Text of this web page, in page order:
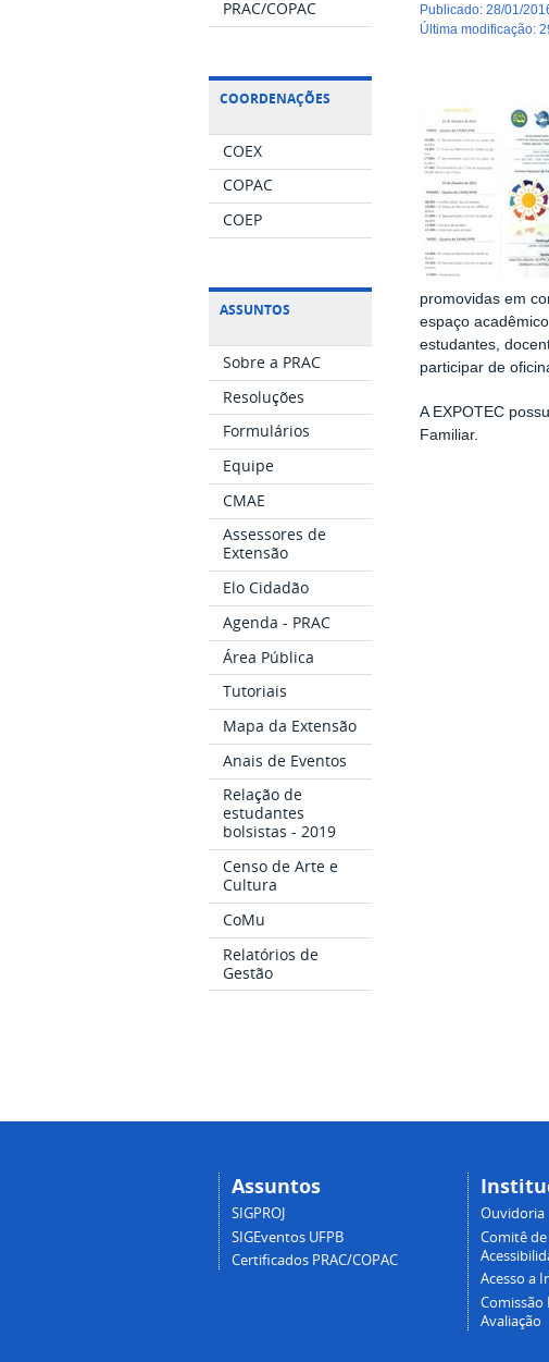
PRAC/COPAC
COORDENAÇÕES
COEX
COPAC
COEP
ASSUNTOS
Sobre a PRAC
Resoluções
Formulários
Equipe
CMAE
Assessores de
Extensão
Elo Cidadão
Agenda - PRAC
Área Pública
Tutoriais
Mapa da Extensão
Anais de Eventos
Relação de
estudantes
bolsistas - 2019
Censo de Arte e
Cultura
CoMu
Relatórios de
Gestão
publicado:28/01/
última modificação:
promovidas em
espaço
estudantes,
participar de
A EXPOTEC
Familiar.
Assuntos
SIGPROJ
SIGEventos UFPB
Certificados PRAC/COPAC
Ouvidoria
Comitê
Acesso a
Comissão
Avaliação